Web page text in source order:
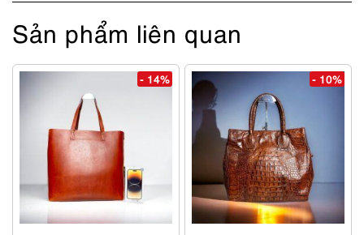
Sản phẩm liên quan
- 14% - 10%